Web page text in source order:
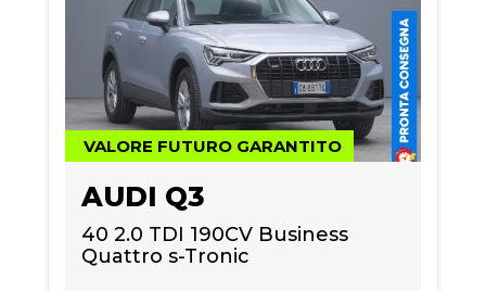
VALORE FUTURO GARANTITO
AUDI Q3
40 2.0 TDI 190CV Business
Quattro s-Tronic